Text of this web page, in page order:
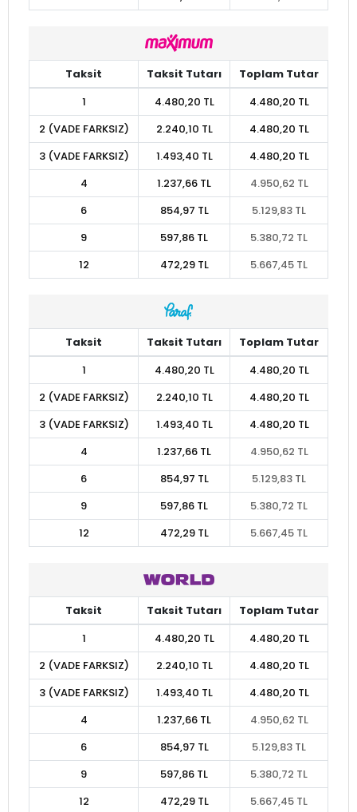
Taksit Taksit Tutarı
Toplam Tutar
1
4.480,20 TL
4.480,20 TL
2 (VADE FARKSIZ)
2.240,10 TL
4.480,20 TL
3 (VADE FARKSIZ)
1.493,40 TL
4.480,20 TL
4
1.237,66 TL
4.950,62 TL
6
854,97 TL
5.129,83 TL
9
597,86 TL
5.380,72 TL
12
472,29 TL 5.667,45 TL
Taksit Taksit Tutarı
Toplam Tutar
1
4.480,20 TL
4.480,20 TL
2 (VADE FARKSIZ)
2.240,10 TL
4.480,20 TL
3 (VADE FARKSIZ)
1.493,40 TL
4.480,20 TL
4
1.237,66 TL
4.950,62 TL
6
854,97 TL
5.129,83 TL
9
597,86 TL
5.380,72 TL
12
472,29 TL 5.667,45 TL
Taksit Taksit Tutarı
Toplam Tutar
1
4.480,20 TL
4.480,20 TL
2 (VADE FARKSIZ)
2.240,10 TL
4.480,20 TL
3 (VADE FARKSIZ)
1.493,40 TL
4.480,20 TL
4
1.237,66 TL
4.950,62 TL
6
854,97 TL
5.129,83 TL
9
597,86 TL
5.380,72 TL
12
472,29 TL 5.667,45 TL